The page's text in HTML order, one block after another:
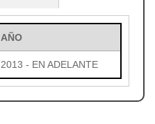
AÑO
2013 - EN ADELANTE